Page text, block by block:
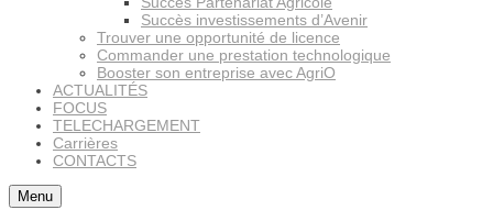
Succès investissements d’Avenir
Trouver une opportunité de licence
Commander une prestation technologique
Booster son entreprise avec AgriO
ACTUALITÉS
FOCUS
TELECHARGEMENT
Carrières
CONTACTS
Menu